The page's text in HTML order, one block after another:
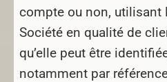
compte ou non, utilisant
Société en qualité de
qu’elle peut être
notamment par